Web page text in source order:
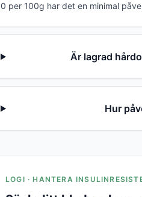
0 per 100g har det en minimal
Är lagrad
Hur
LOGI · HANTERA